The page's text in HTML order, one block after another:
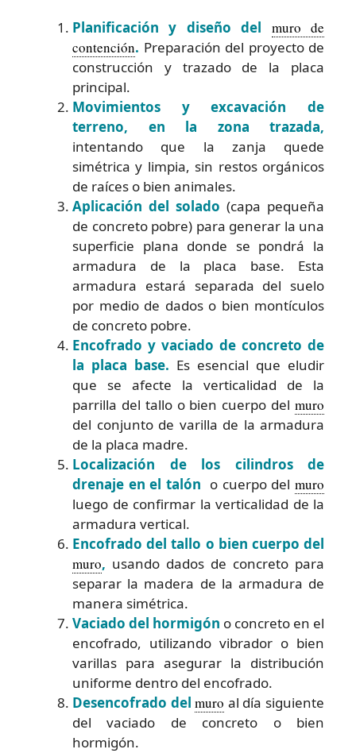
Planificación y diseño del muro de
contención. Preparación del proyecto de
construcción y trazado de la placa
principal.
Movimientos y excavación de
terreno, en la zona trazada,
intentando que la zanja quede
simétrica y limpia, sin restos orgánicos
de raíces o bien animales.
Aplicación del solado (capa pequeña
de concreto pobre) para generar la una
superficie plana donde se pondrá la
armadura de la placa base. Esta
armadura estará separada del suelo
por medio de dados o bien montículos
de concreto pobre.
Encofrado y vaciado de concreto de
la placa base. Es esencial que eludir
que se afecte la verticalidad de la
parrilla del tallo o bien cuerpo del muro
del conjunto de varilla de la armadura
de la placa madre.
Localización de los cilindros de
drenaje en el talón o cuerpo del muro
luego de confirmar la verticalidad de la
armadura vertical.
Encofrado del tallo o bien cuerpo del
muro, usando dados de concreto para
separar la madera de la armadura de
manera simétrica.
Vaciado del hormigón o concreto en el
encofrado, utilizando vibrador o bien
varillas para asegurar la distribución
uniforme dentro del encofrado.
Desencofrado delmuro al día siguiente
del vaciado de concreto o bien
hormigón.